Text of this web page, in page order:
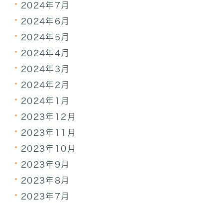
2024年7月
2024年6月
2024年5月
2024年4月
2024年3月
2024年2月
2024年1月
2023年12月
2023年11月
2023年10月
2023年9月
2023年8月
2023年7月